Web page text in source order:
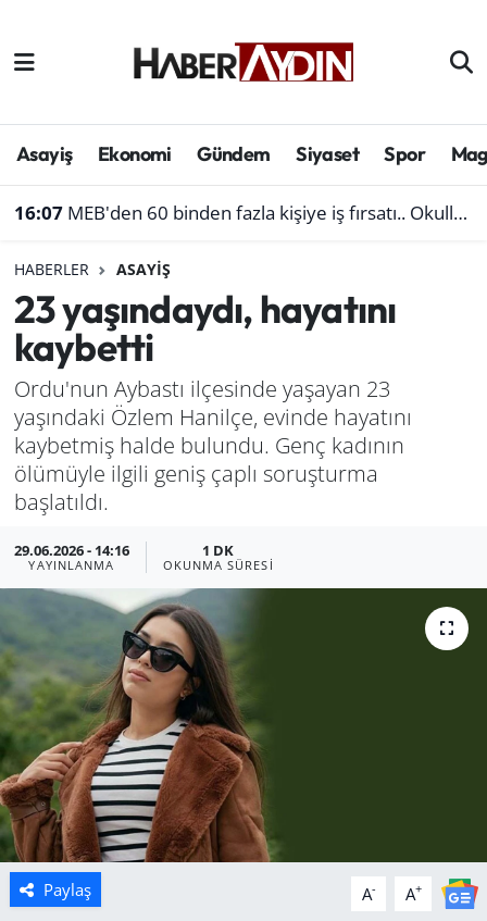
Asayiş Ekonomi Gündem Siyaset Spor
16:07 MEB'den 60 binden fazla kişiye iş fırsatı.. Okullara personel alınacak
HABERLER ASAYIŞ
23 yaşındaydı, hayatını
kaybetti
Ordu'nun Aybastı ilçesinde yaşayan 23
yaşındaki Özlem Hanilçe, evinde hayatını
kaybetmiş halde bulundu. Genç kadının
ölümüyle ilgili geniş çaplı soruşturma
başlatıldı.
29.06.2026 - 14:16
YAYINLANMA
1 DK
OKUNMA SÜRESI
Paylaş A- A+
Afyonkarahisar
Çevre
Genel
Haber
Izmir
Kütahya
Politika
Uşak
Aydın Hava Durumu
Süper Lig Puan Durumu ve Fikstür
Son Dakika Haberleri
Haber Arşivi